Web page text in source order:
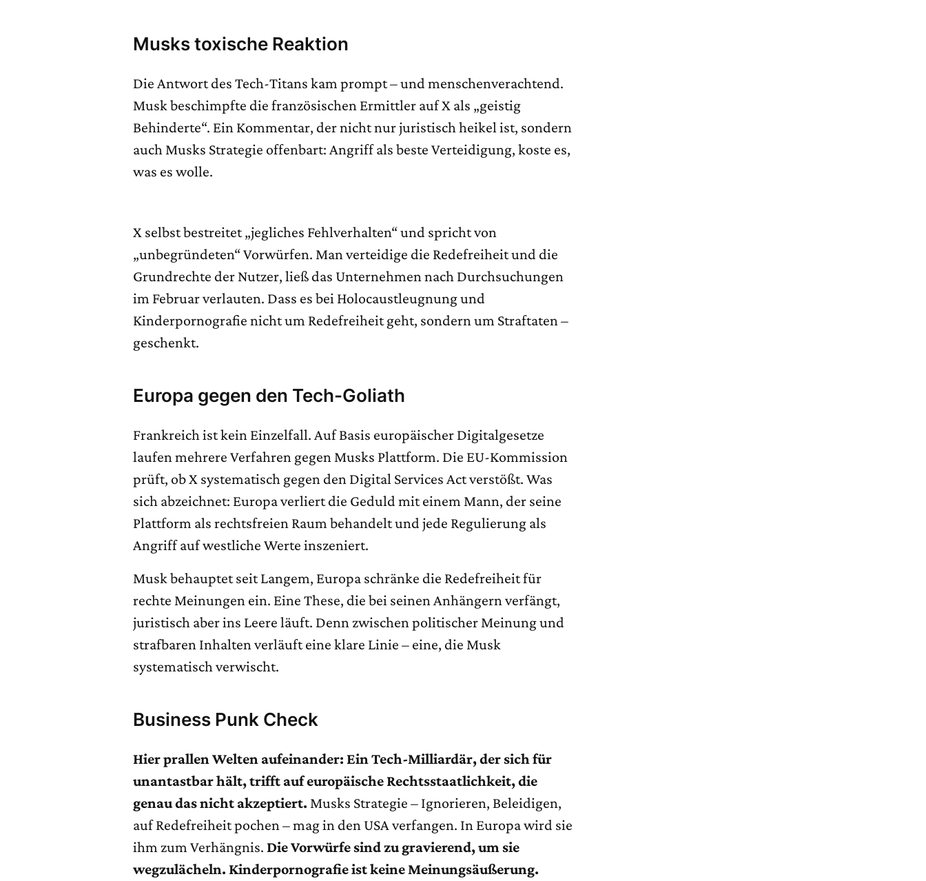
Musks toxische Reaktion
Die Antwort des Tech-Titans kam prompt – und menschenverachtend.
Musk beschimpfte die französischen Ermittler auf X als „geistig
Behinderte“. Ein Kommentar, der nicht nur juristisch heikel ist, sondern
auch Musks Strategie offenbart: Angriff als beste Verteidigung, koste es,
was es wolle.
X selbst bestreitet „jegliches Fehlverhalten“ und spricht von
„unbegründeten“ Vorwürfen. Man verteidige die Redefreiheit und die
Grundrechte der Nutzer, ließ das Unternehmen nach Durchsuchungen
im Februar verlauten. Dass es bei Holocaustleugnung und
Kinderpornografie nicht um Redefreiheit geht, sondern um Straftaten –
geschenkt.
Europa gegen den Tech-Goliath
Frankreich ist kein Einzelfall. Auf Basis europäischer Digitalgesetze
laufen mehrere Verfahren gegen Musks Plattform. Die EU-Kommission
prüft, ob X systematisch gegen den Digital Services Act verstößt. Was
sich abzeichnet: Europa verliert die Geduld mit einem Mann, der seine
Plattform als rechtsfreien Raum behandelt und jede Regulierung als
Angriff auf westliche Werte inszeniert.
Musk behauptet seit Langem, Europa schränke die Redefreiheit für
rechte Meinungen ein. Eine These, die bei seinen Anhängern verfängt,
juristisch aber ins Leere läuft. Denn zwischen politischer Meinung und
strafbaren Inhalten verläuft eine klare Linie – eine, die Musk
systematisch verwischt.
Business Punk Check
Hier prallen Welten aufeinander: Ein Tech-Milliardär, der sich für
unantastbar hält, trifft auf europäische Rechtsstaatlichkeit, die
genau das nicht akzeptiert. Musks Strategie – Ignorieren, Beleidigen,
auf Redefreiheit pochen – mag in den USA verfangen. In Europa wird sie
ihm zum Verhängnis.Die Vorwürfe sind zu gravierend, um sie
wegzulächeln. Kinderpornografie ist keine Meinungsäußerung.